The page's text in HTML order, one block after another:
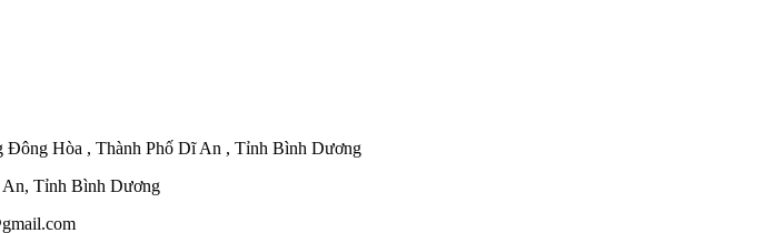
Hòa , Thành Phố Dĩ An , Tỉnh Bình Dương
An, Tỉnh Bình Dương